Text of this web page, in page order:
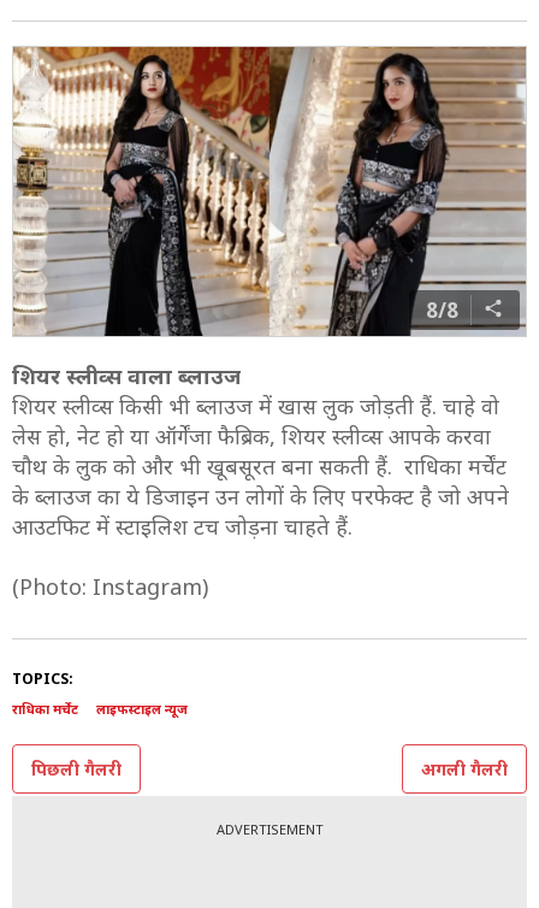
8/8
शियर स्लीव्स वाला ब्लाउज
शियर स्लीव्स किसी भी ब्लाउज में खास लुक जोड़ती हैं. चाहे वो
लेस हो, नेट हो या ऑर्गेंजा फैब्रिक, शियर स्लीव्स आपके करवा
चौथ के लुक को और भी खूबसूरत बना सकती हैं. राधिका मर्चेंट
के ब्लाउज का ये डिजाइन उन लोगों के लिए परफेक्ट है जो अपने
आउटफिट में स्टाइलिश टच जोड़ना चाहते हैं.
(Photo: Instagram)
TOPICS:
राधिका मर्चेंट लाइफस्टाइल न्यूज
पिछली गैलरी अगली गैलरी
ADVERTISEMENT